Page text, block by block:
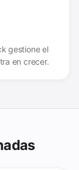
gestione el
en crecer.